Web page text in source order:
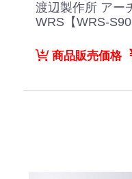
渡辺製作所 アー
WRS【WRS-
商品販売価格